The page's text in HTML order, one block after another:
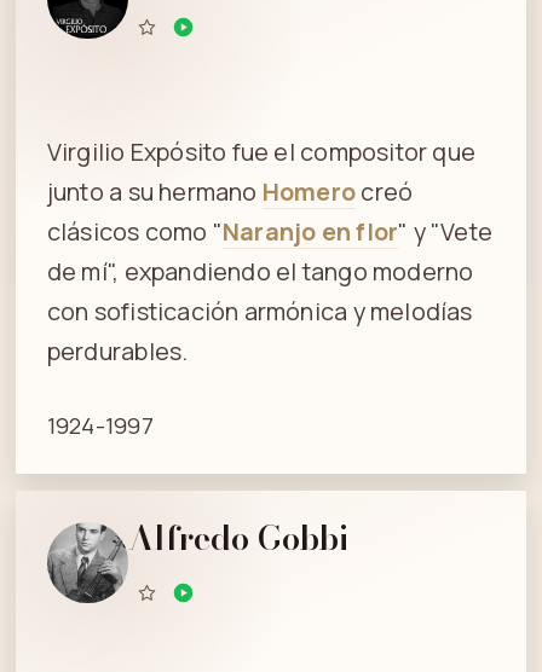
Virgilio Expósito fue el compositor que
junto a su hermano Homerocreó
clásicos como "Naranjo en flor" y "Vete
de mí", expandiendo el tango moderno
con sofisticación armónica y melodías
perdurables.
1924-1997
Alfredo Gobbi